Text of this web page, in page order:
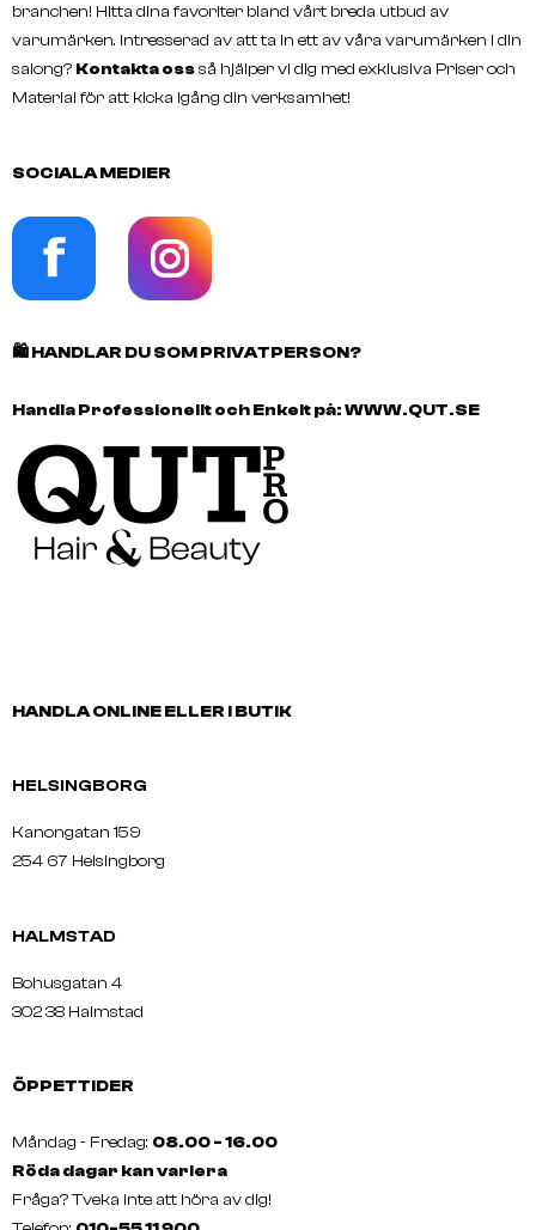
branchen! Hitta dina favoriter bland vårt breda utbud av
varumärken. Intresserad av att ta in ett av våra varumärken i din
salong? Kontakta ossså hjälper vi dig med exklusiva Priser och
Material för att kicka igång din verksamhet!
SOCIALA MEDIER
🛍️HANDLAR DU SOM PRIVATPERSON?
Handla Professionellt och Enkelt på:WWW.QUT.SE
HANDLA ONLINE ELLER I BUTIK
HELSINGBORG
Kanongatan 159
254 67 Helsingborg
HALMSTAD
Bohusgatan 4
302 38 Halmstad
ÖPPETTIDER
Måndag - Fredag: 08.00 - 16.00
Röda dagar kan variera
Fråga? Tveka inte att höra av dig!